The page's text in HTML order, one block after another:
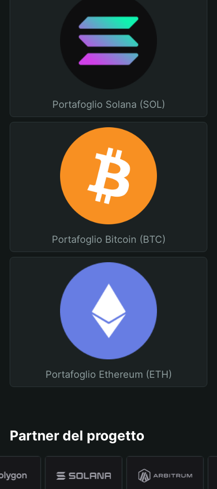
Portafoglio Solana (SOL)
Portafoglio Bitcoin (BTC)
Portafoglio Ethereum (ETH)
Partner del progetto